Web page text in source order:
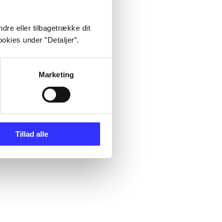
eller tilbagetrække dit
under ”Detaljer”.
Marketing
Tillad alle